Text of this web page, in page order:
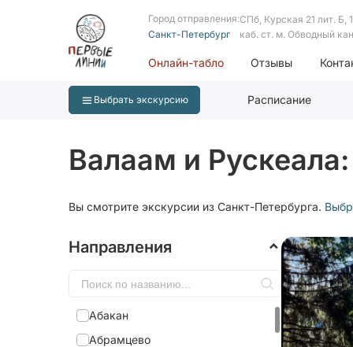
Город отправления:
Санкт-Петербург
СПб, Курская 21 лит. Б, 1
каб. ст. м. Обводный
Онлайн-табло Отзывы
Выбрать экскурсию Расписание
Валаам и
Вы смотрите экскурсии из Санкт-Петербурга.
Направления
Абакан
Абрамцево